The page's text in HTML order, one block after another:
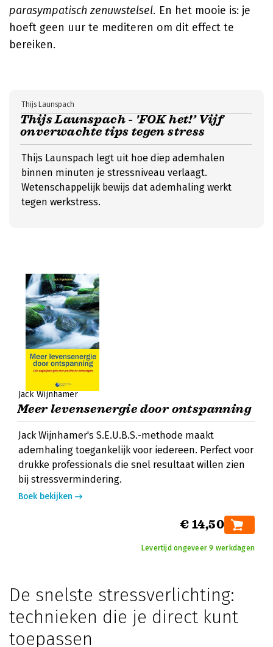
parasympatisch zenuwstelsel. En het mooie is: je
hoeft geen uur te mediteren om dit effect te
bereiken.
Thijs Launspach - 'FOK het!’ Vijf
onverwachte tips tegen stress
Thijs Launspach
Thijs Launspach legt uit hoe diep ademhalen
binnen minuten je stressniveau verlaagt.
Wetenschappelijk bewijs dat ademhaling werkt
tegen werkstress.
Jack Wijnhamer
Meer levensenergie door ontspanning
Jack Wijnhamer's S.E.U.B.S.-methode maakt
ademhaling toegankelijk voor iedereen. Perfect voor
drukke professionals die snel resultaat willen zien
bij stressvermindering.
Boek bekijken
€ 14,50
Levertijd ongeveer 9 werkdagen
De snelste stressverlichting:
technieken die je direct kunt
toepassen